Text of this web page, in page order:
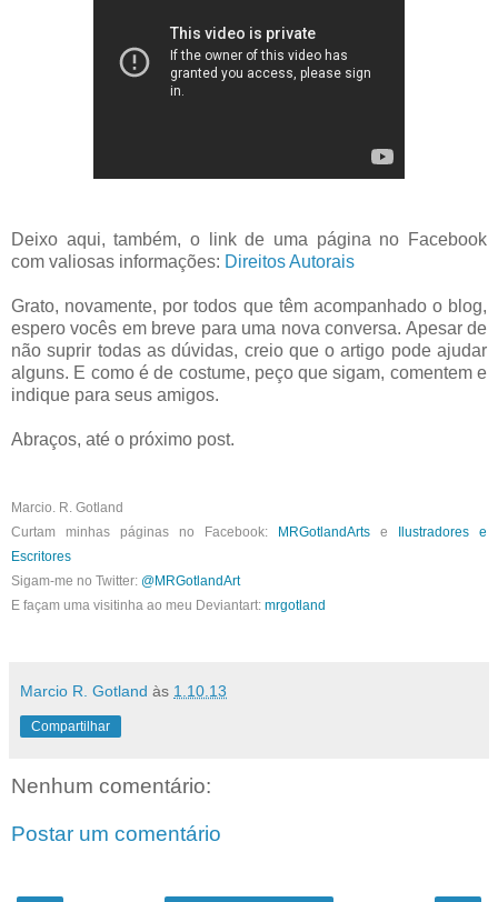
Deixo aqui, também, o link de uma página no Facebook
com valiosas informações: Direitos Autorais
Grato, novamente, por todos que têm acompanhado o blog,
espero vocês em breve para uma nova conversa. Apesar de
não suprir todas as dúvidas, creio que o artigo pode ajudar
alguns. E como é de costume, peço que sigam, comentem e
indique para seus amigos.
Abraços, até o próximo post.
Marcio. R. Gotland
Curtam minhas páginas no Facebook: MRGotlandArts e Ilustradores e
Escritores
Sigam-me no Twitter: @MRGotlandArt
E façam uma visitinha ao meu Deviantart: mrgotland
Marcio R. Gotland às 1.10.13
Compartilhar
Nenhum comentário:
Postar um comentário